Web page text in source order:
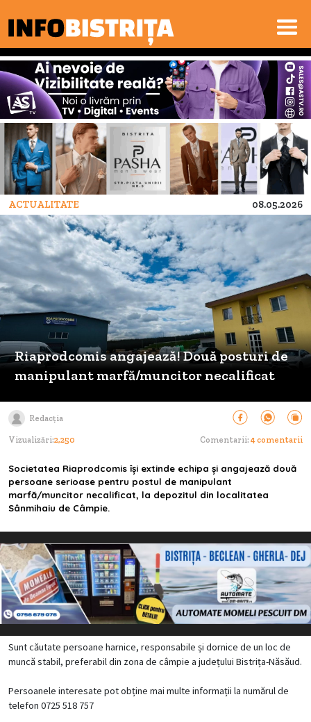
ACTUALITATE 08.05.2026
Riaprodcomis angajează! Două posturi de
manipulant marfă/muncitor necalificat
Redacția
Vizualizări:2,250 Comentarii: 4 comentarii
Societatea Riaprodcomis își extinde echipa și angajează două
persoane serioase pentru postul de manipulant
marfă/muncitor necalificat, la depozitul din localitatea
Sânmihaiu de Câmpie.
Sunt căutate persoane harnice, responsabile și dornice de un loc de
muncă stabil, preferabil din zona de câmpie a județului Bistrița-Năsăud.
Persoanele interesate pot obține mai multe informații la numărul de
telefon 0725 518 757